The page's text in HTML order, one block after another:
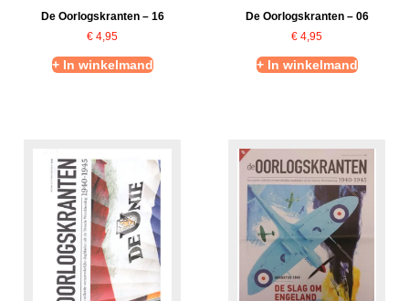
De Oorlogskranten – 16
€ 4,95
+ In winkelmand
De Oorlogskranten – 06
€ 4,95
+ In winkelmand